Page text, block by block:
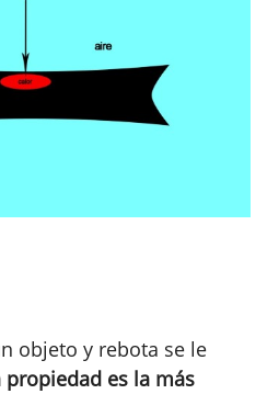
objeto y rebota se le
propiedad es la más